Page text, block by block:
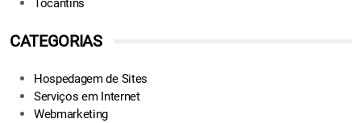
Tocantins
CATEGORIAS
Hospedagem de Sites
Serviços em Internet
Webmarketing